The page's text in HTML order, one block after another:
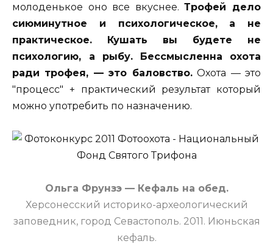
молоденькое оно все вкуснее.Трофей дело
сиюминутное и психологическое, а не
практическое. Кушать вы будете не
психологию, а рыбу.
Бессмысленна охота
ради трофея, — это баловство.Охота — это
"процесс" + практический результат который
можно употребить по назначению.
Ольга Фрунзэ — Кефаль на обед.
Херсонесский историко-археологический
заповедник, город Севастополь. 2011. Июньская
кефаль.